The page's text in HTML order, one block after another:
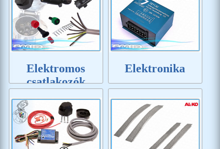
Elektromos
csatlakozók
Elektronika